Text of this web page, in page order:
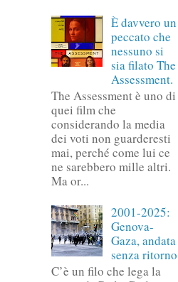
È davvero un
peccato che
nessuno si
sia filato The
Assessment.
The Assessment è uno di
quei film che
considerando la media
dei voti non guarderesti
mai, perché come lui ce
ne sarebbero mille altri.
Ma or...
2001-2025:
Genova-
Gaza, andata
senza ritorno
C’è un filo che lega la